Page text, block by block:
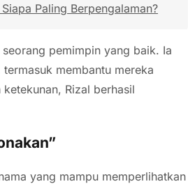
Paling Berpengalaman?
pemimpin yang baik. Ia
membantu mereka
Rizal berhasil
yang mampu memperlihatkan